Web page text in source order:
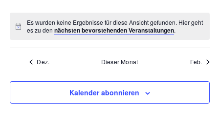
Es wurden keine Ergebnisse für diese Ansicht gefunden. Hier geht
es zu dennächsten bevorstehenden Veranstaltungen.
Dez. Dieser Monat Feb.
Kalender abonnieren